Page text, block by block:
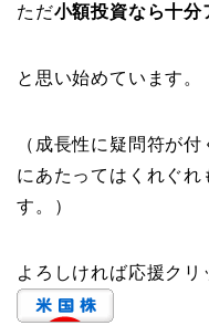
ただ小額投資なら十分
と思い始めています。
（成長性に疑問符が
にあたってはくれぐれ
す。）
よろしければ応援クリ